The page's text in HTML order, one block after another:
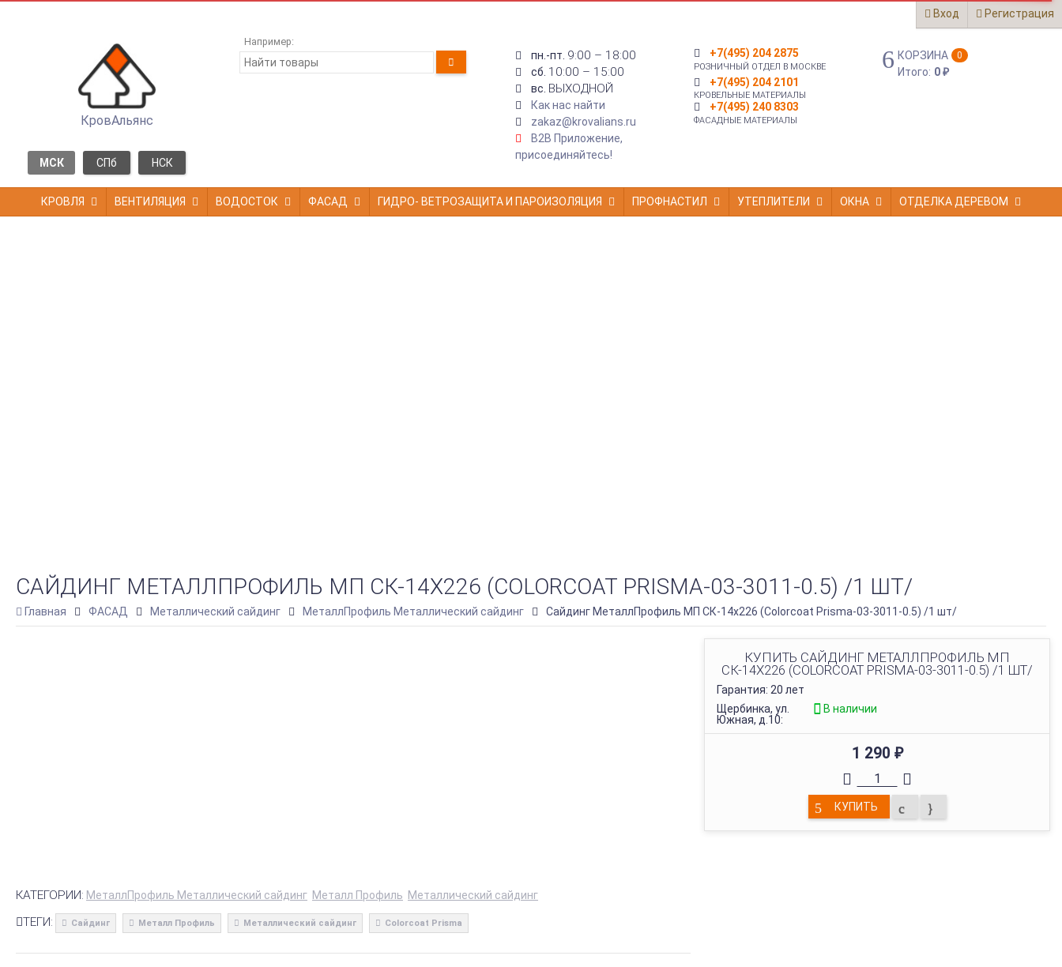
Вход Регистрация
КровАльянс
МСК СПб НСК
Например:
пн.-пт. 9:00 – 18:00
сб. 10:00 – 15:00
вс. ВЫХОДНОЙ
Как нас найти
zakaz@krovalians.ru
B2B Приложение,
присоединяйтесь!
+7(495) 204 2875
РОЗНИЧНЫЙ ОТДЕЛ В МОСКВЕ
+7(495) 204 2101
КРОВЕЛЬНЫЕ МАТЕРИАЛЫ
+7(495) 240 8303
ФАСАДНЫЕ МАТЕРИАЛЫ
КОРЗИНА 0
Итого: 0₽
КРОВЛЯ ВЕНТИЛЯЦИЯ ВОДОСТОК ФАСАД ГИДРО- ВЕТРОЗАЩИТА И ПАРОИЗОЛЯЦИЯ ПРОФНАСТИЛ УТЕПЛИТЕЛИ ОКНА ОТДЕЛКА ДЕРЕВОМ
САЙДИНГ МЕТАЛЛПРОФИЛЬ МП СК-14Х226 (COLORCOAT PRISMA-03-3011-0.5) /1 ШТ/
Главная ФАСАД Металлический сайдинг МеталлПрофиль Металлический сайдинг Сайдинг МеталлПрофиль МП СК-14х226 (Colorcoat Prisma-03-3011-0.5) /1 шт/
КУПИТЬ САЙДИНГ МЕТАЛЛПРОФИЛЬ МП
СК-14Х226 (COLORCOAT PRISMA-03-3011-0.5) /1 ШТ/
Гарантия: 20 лет
Щербинка, ул.
Южная, д.10:
В наличии
1 290 ₽
КУПИТЬ
КАТЕГОРИИ: МеталлПрофиль Металлический сайдинг Металл Профиль Металлический сайдинг
ТЕГИ: Сайдинг Металл Профиль Металлический сайдинг Colorcoat Prisma